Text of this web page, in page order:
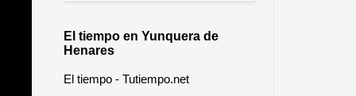
El tiempo en Yunquera de
Henares
El tiempo - Tutiempo.net